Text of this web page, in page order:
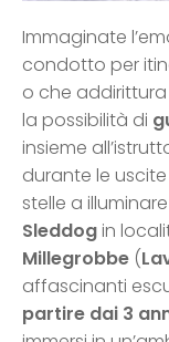
Immaginate
condotto per
o che
la possibilità di
insieme
durante le uscite
stelle a
Sleddogin
Millegrobbe (
affascinanti
partire dai 3